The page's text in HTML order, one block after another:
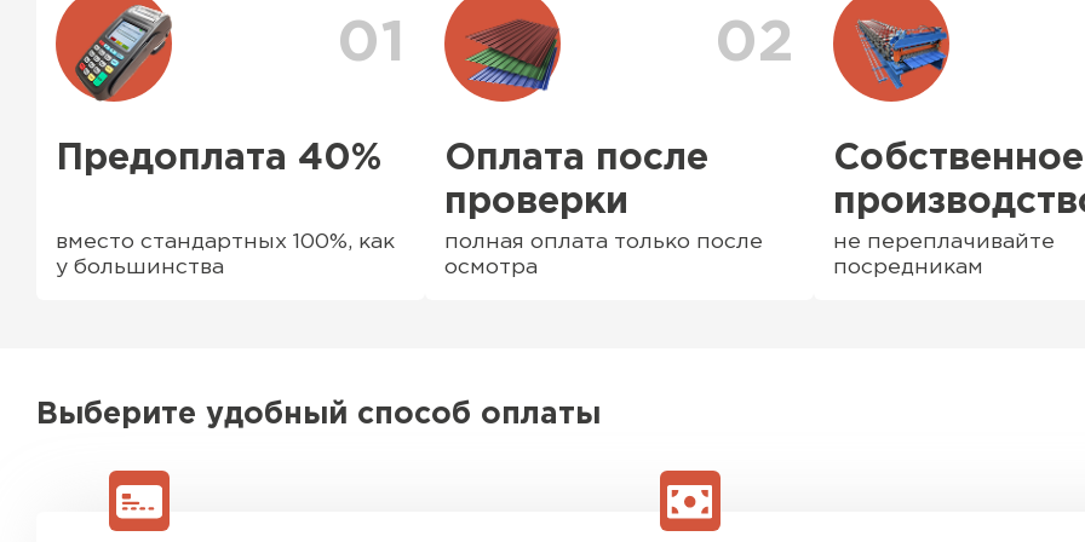
01
Предоплата 40%
вместо стандартных 100%, как
у большинства
02
Оплата после
проверки
полная оплата только после
осмотра
Собственное
не переплачивайте
посредникам
Выберите удобный способ оплаты